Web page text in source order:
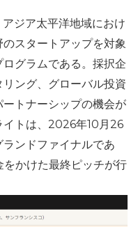
ジア太平洋地域におけ
スタートアップを対象
グラムである。採択企
ング、グローバル投資
トナーシップの機会が
イトは、2026年10月26
ンドファイナルであ
かけた最終ピッチが行